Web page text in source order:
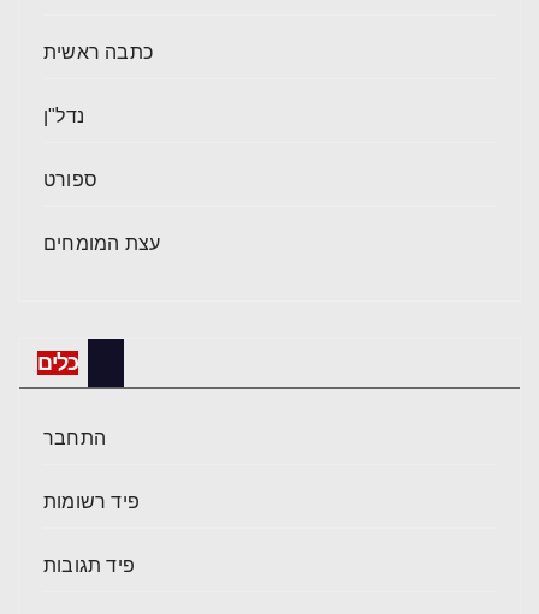
כתבה ראשית
נדל"ן
ספורט
עצת המומחים
כלים
התחבר
פיד רשומות
פיד תגובות